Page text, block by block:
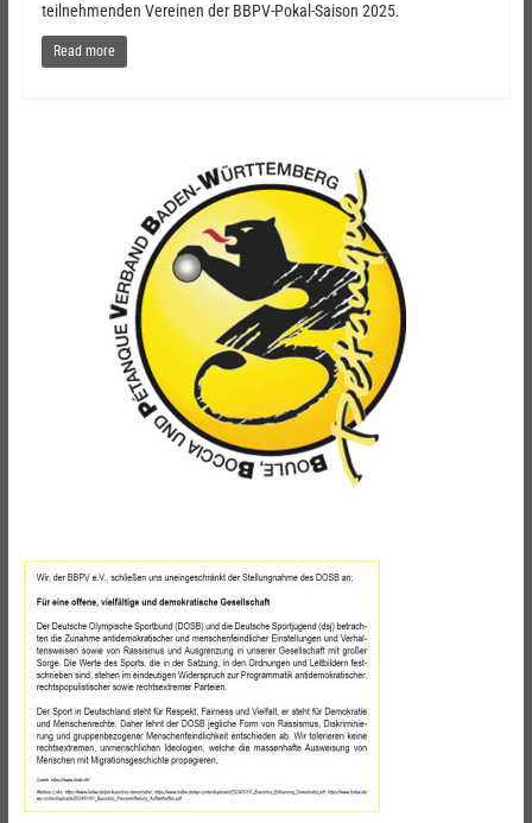
teilnehmenden Vereinen der BBPV-Pokal-Saison 2025.
Read more